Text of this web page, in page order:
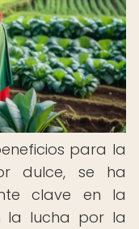
para la
dulce, se ha
clave en la
la lucha por la